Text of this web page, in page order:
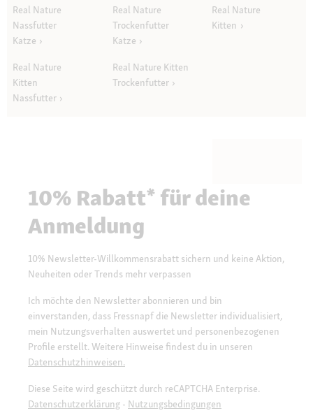
Real Nature
Nassfutter
Katze
Real Nature
Trockenfutter
Katze
Real Nature
Kitten
Real Nature
Kitten
Nassfutter
Real Nature Kitten
Trockenfutter
10% Rabatt* für deine
Anmeldung
10% Newsletter-Willkommensrabatt sichern und keine Aktion,
Neuheiten oder Trends mehr verpassen
Ich möchte den Newsletter abonnieren und bin
einverstanden, dass Fressnapf die Newsletter individualisiert,
mein Nutzungsverhalten auswertet und personenbezogenen
Profile erstellt. Weitere Hinweise findest du in unseren
Datenschutzhinweisen.
Diese Seite wird geschützt durch reCAPTCHA Enterprise.
Datenschutzerklärung - Nutzungsbedingungen